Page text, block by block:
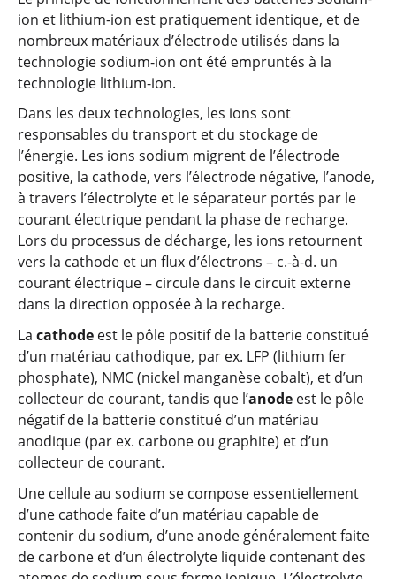
ion et lithium-ion est pratiquement identique, et de
nombreux matériaux d’électrode utilisés dans la
technologie sodium-ion ont été empruntés à la
technologie lithium-ion.
Dans les deux technologies, les ions sont
responsables du transport et du stockage de
l’énergie. Les ions sodium migrent de l’électrode
positive, la cathode, vers l’électrode négative, l’anode,
à travers l’électrolyte et le séparateur portés par le
courant électrique pendant la phase de recharge.
Lors du processus de décharge, les ions retournent
vers la cathode et un flux d’électrons – c.-à-d. un
courant électrique – circule dans le circuit externe
dans la direction opposée à la recharge.
La cathode est le pôle positif de la batterie constitué
d’un matériau cathodique, par ex. LFP (lithium fer
phosphate), NMC (nickel manganèse cobalt), et d’un
collecteur de courant, tandis que l’anode est le pôle
négatif de la batterie constitué d’un matériau
anodique (par ex. carbone ou graphite) et d’un
collecteur de courant.
Une cellule au sodium se compose essentiellement
d’une cathode faite d’un matériau capable de
contenir du sodium, d’une anode généralement faite
de carbone et d’un électrolyte liquide contenant des